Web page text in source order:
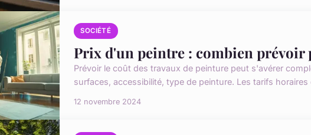
SOCIÉTÉ
Prix d'un peintre : combien prévoir
Prévoir le coût des travaux de peinture peut s'avérer
surfaces, accessibilité, type de peinture. Les tarifs horaires
12 novembre 2024